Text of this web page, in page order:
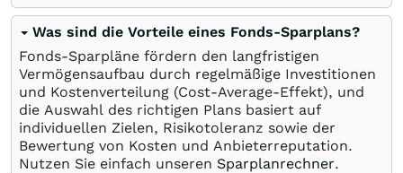
Was sind die Vorteile eines Fonds-Sparplans?
Fonds-Sparpläne fördern den langfristigen
Vermögensaufbau durch regelmäßige Investitionen
und Kostenverteilung (Cost-Average-Effekt), und
die Auswahl des richtigen Plans basiert auf
individuellen Zielen, Risikotoleranz sowie der
Bewertung von Kosten und Anbieterreputation.
Nutzen Sie einfach unseren Sparplanrechner.